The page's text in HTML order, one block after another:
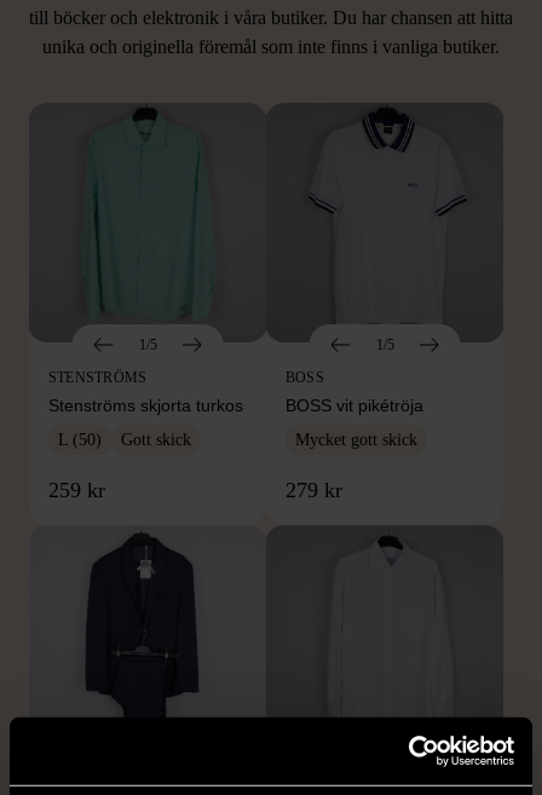
till böcker och elektronik i våra butiker. Du har chansen att hitta
unika och originella föremål som inte finns i vanliga butiker.
LIKNANDE PRODUKTER
Hitta produkter som påminner om denna
1/5
STENSTRÖMS
Stenströms skjorta turkos
L (50) Gott skick
259 kr
1/5
BOSS
BOSS vit pikétröja
Mycket gott skick
279 kr